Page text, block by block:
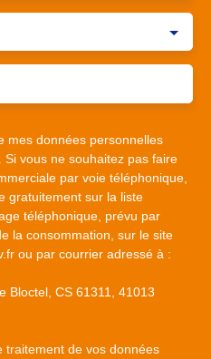
mes données personnelles
vous ne souhaitez pas faire
par voie téléphonique,
gratuitement sur la liste
téléphonique, prévu par
la consommation, sur le site
ou par courrier adressé à :
Bloctel, CS 61311, 41013
traitement de vos données